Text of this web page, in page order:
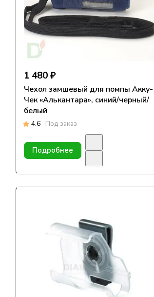
1 480 ₽
Чехол замшевый для помпы Акку-
Чек «Алькантара», синий/черный/
белый
4.6 Под заказ
Подробнее